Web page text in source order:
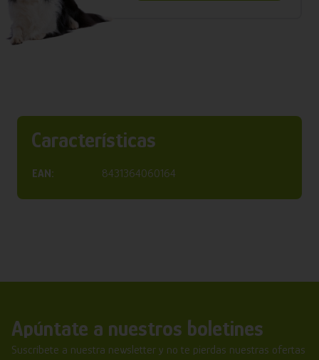
Características
EAN: 8431364060164
Apúntate a nuestros boletines
Suscríbete a nuestra newsletter y no te pierdas nuestras ofertas